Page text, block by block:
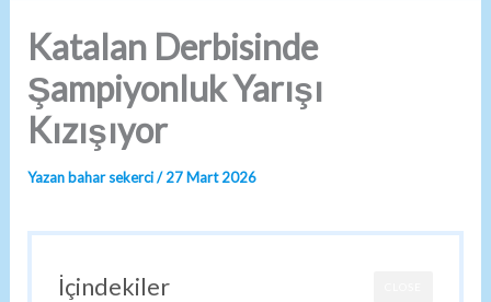
Katalan Derbisinde
Şampiyonluk Yarışı
Kızışıyor
Yazan bahar sekerci/27 Mart 2026
İçindekiler